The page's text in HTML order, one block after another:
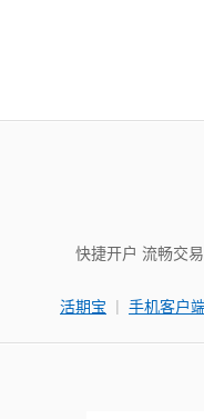
快捷开户 流畅交易
活期宝 | 手机客户